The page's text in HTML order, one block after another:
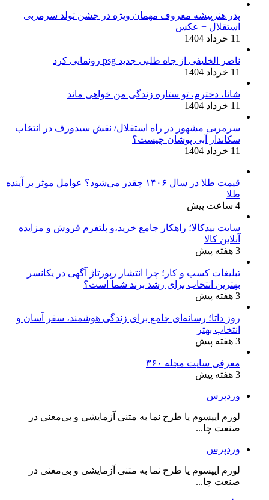
پدر هنرپیشه معروف مهمان ویژه در جشن تولد سرمربی
استقلال + عکس
11 خرداد 1404
ناصر الخلیفی از جاه طلبی جدید psg رونمایی کرد
11 خرداد 1404
شانا، دخترم، تو ستاره زندگی من خواهی ماند
11 خرداد 1404
سرمربی مشهور در راه استقلال/ نقش سیدورف در انتخاب
سکاندار آبی پوشان چیست؟
11 خرداد 1404
قیمت طلا در سال ۱۴۰۶ چقدر می‌شود؟ عوامل موثر بر آینده
طلا
4 ساعت پیش
سایت بیدکالا؛ راهکار جامع خرید،و پلتفرم فروش و مزایده
آنلاین کالا
3 هفته پیش
تبلیغات کسب و کار؛ چرا انتشار رپورتاژ آگهی در یکانسر
بهترین انتخاب برای رشد برند شما است؟
3 هفته پیش
روز داتا؛ رسانه‌ای جامع برای زندگی هوشمند، سفر آسان و
انتخاب بهتر
3 هفته پیش
معرفی سایت مجله ۳۶۰
3 هفته پیش
وردپرس
لورم ایپسوم یا طرح‌ نما به متنی آزمایشی و بی‌معنی در
صنعت چا...
وردپرس
لورم ایپسوم یا طرح‌ نما به متنی آزمایشی و بی‌معنی در
صنعت چا...